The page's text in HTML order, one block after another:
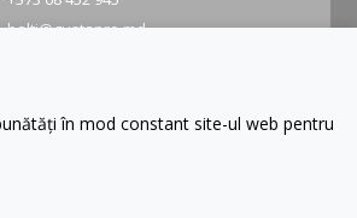
balti@gustapro.md
10:00 - 16:00
în mod constant site-ul web pentru